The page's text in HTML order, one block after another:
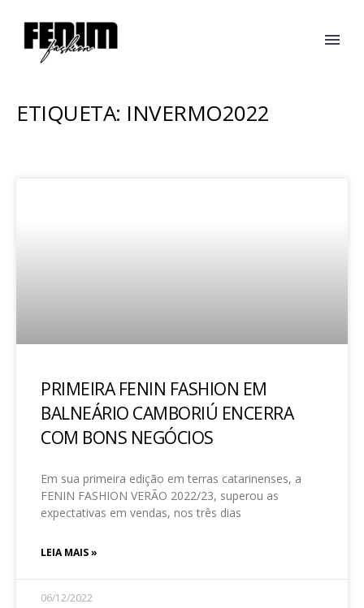
ETIQUETA: INVERMO2022
PRIMEIRA FENIN FASHION EM
BALNEÁRIO CAMBORIÚ ENCERRA
COM BONS NEGÓCIOS
Em sua primeira edição em terras catarinenses, a
FENIN FASHION VERÃO 2022/23, superou as
expectativas em vendas, nos três dias
LEIA MAIS »
06/12/2022